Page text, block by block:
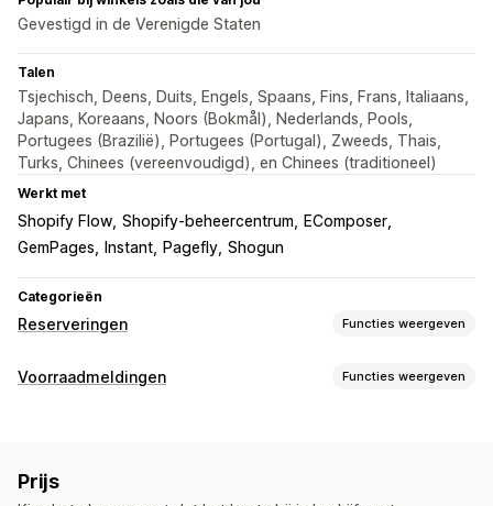
Gevestigd in de Verenigde Staten
Talen
Tsjechisch, Deens, Duits, Engels, Spaans, Fins, Frans, Italiaans,
Japans, Koreaans, Noors (Bokmål), Nederlands, Pools,
Portugees (Brazilië), Portugees (Portugal), Zweeds, Thais,
Turks, Chinees (vereenvoudigd), en Chinees (traditioneel)
Werkt met
Shopify Flow Shopify-beheercentrum
EComposer
GemPages
Instant Pagefly Shogun
Categorieën
Reserveringen Functies weergeven
Bestellingstype
Aanpassing
Voorraadmeldingen Functies weergeven
Aanpassing
Prijs